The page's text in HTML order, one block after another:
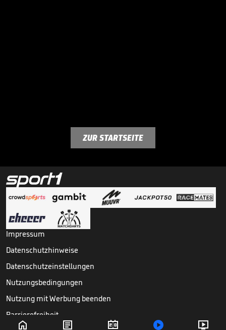
    
ZUR STARTSEITE
Impressum
Datenschutzhinweise
Datenschutzeinstellungen
Nutzungsbedingungen
Nutzung mit Werbung beenden
Barrierefreiheit